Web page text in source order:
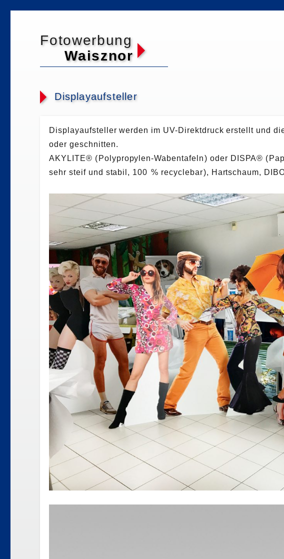
Fotowerbung
Waisznor
Displayaufsteller
Displayaufsteller werden im UV-Direktdruck erstellt und
oder geschnitten.
AKYLITE® ( Polypropylen-Wabentafel n) oder DISPA® (
sehr steif und stabil, 100 % re­cy­cle­bar), Hartschaum,